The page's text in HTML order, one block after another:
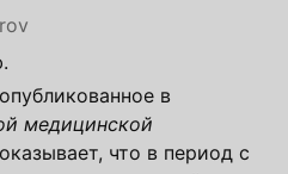
в
медицинской
что в период с